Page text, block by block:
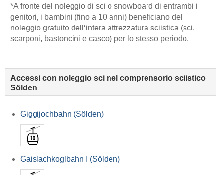
*A fronte del noleggio di sci o snowboard di entrambi i
genitori, i bambini (fino a 10 anni) beneficiano del
noleggio gratuito dell‘intera attrezzatura sciistica (sci,
scarponi, bastoncini e casco) per lo stesso periodo.
Accessi con noleggio sci nel comprensorio sciistico
Sölden
Giggijochbahn (Sölden)
Gaislachkoglbahn I (Sölden)